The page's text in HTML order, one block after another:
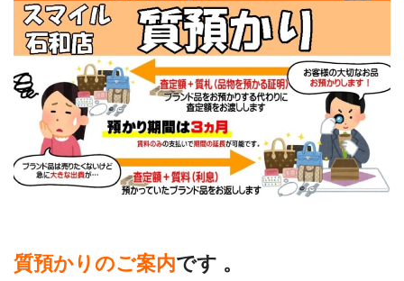
質預かりのご案内です 。